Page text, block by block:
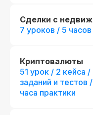
Сделки с
7 уроков / 5
Криптовалюты
51 урок / 2 кейса
заданий и тестов
часа практики
на реальных проектах
кейсов и сквозной проект
Презентации и
Доступ к контенту и
навсегда